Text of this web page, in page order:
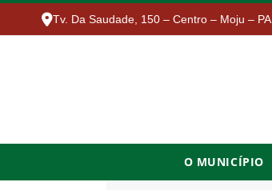
Tv. Da Saudade, 150 – Centro – Moju – PA
O MUNICÍPIO